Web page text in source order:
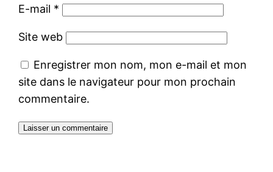
E-mail *
Site web
Enregistrer mon nom, mon e-mail et mon
site dans le navigateur pour mon prochain
commentaire.